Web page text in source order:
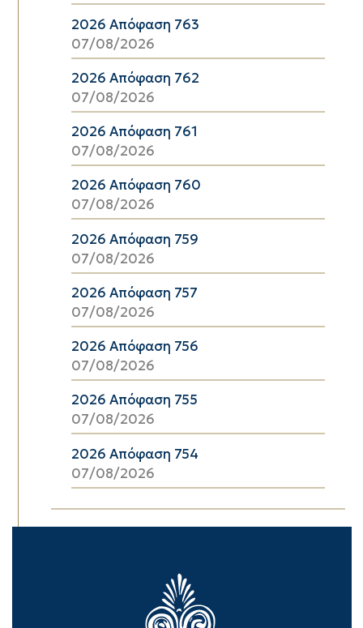
2026 Απόφαση 763
07/08/2026
2026 Απόφαση 762
07/08/2026
2026 Απόφαση 761
07/08/2026
2026 Απόφαση 760
07/08/2026
2026 Απόφαση 759
07/08/2026
2026 Απόφαση 757
07/08/2026
2026 Απόφαση 756
07/08/2026
2026 Απόφαση 755
07/08/2026
2026 Απόφαση 754
07/08/2026